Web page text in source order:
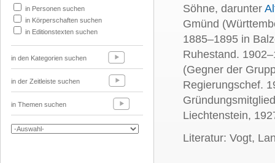
in Personen suchen
in Körperschaften suchen
in Editionstexten suchen
in den Kategorien suchen
in der Zeitleiste suchen
in Themen suchen
Söhne, darunter
Gmünd
1885–1895 in
Ruhestand.
(Gegner der
Regierungschef.
Liechtenstein,
Literatur: Vogt,